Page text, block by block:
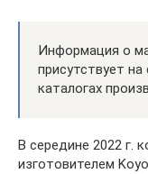
Информация о
присутствует
каталогах
В середине 2022 г.
изготовителем